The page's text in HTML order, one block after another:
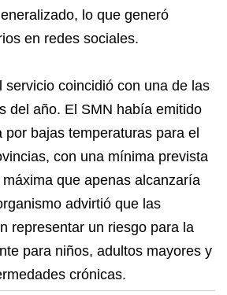
lo que generó
en redes sociales.
servicio coincidió con una de las
del año. El SMN había emitido
por bajas temperaturas para el
con una mínima prevista
que apenas alcanzaría
advirtió que las
representar un riesgo para la
para niños, adultos mayores y
crónicas.